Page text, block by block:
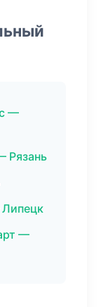
—
Рязань
—